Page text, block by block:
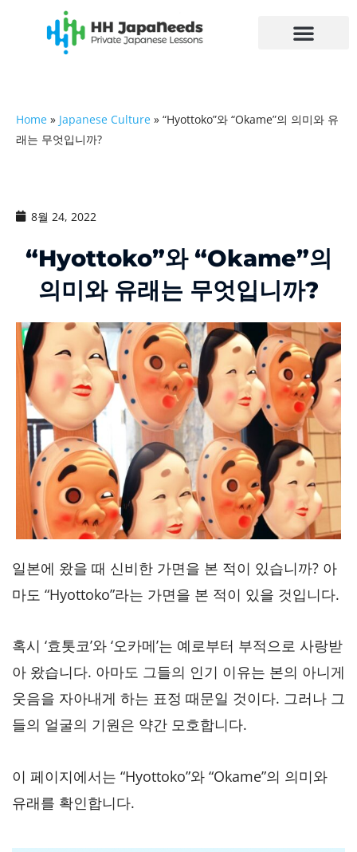
Home » Japanese Culture » “Hyottoko”와 “Okame”의 의미와 유
래는 무엇입니까?
8월 24, 2022
“Hyottoko”와 “Okame”의
의미와 유래는 무엇입니까?
일본에 왔을 때 신비한 가면을 본 적이 있습니까? 아
마도 “Hyottoko”라는 가면을 본 적이 있을 것입니다.
혹시 ‘효톳코’와 ‘오카메’는 예로부터 부적으로 사랑받
아 왔습니다. 아마도 그들의 인기 이유는 본의 아니게
웃음을 자아내게 하는 표정 때문일 것이다. 그러나 그
들의 얼굴의 기원은 약간 모호합니다.
이 페이지에서는 “Hyottoko”와 “Okame”의 의미와
유래를 확인합니다.